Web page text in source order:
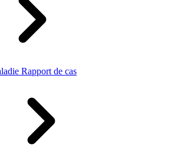
Rapport de cas